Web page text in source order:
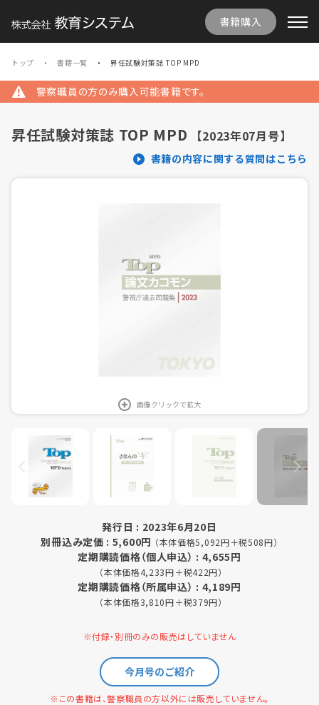
書籍購入
トップ 書籍一覧 昇任試験対策誌 TOP MPD
警察職員の方のみ購入可能書籍です。
昇任試験対策誌 TOP MPD 【2023年07月号】
書籍の内容に関する質問はこちら
画像クリックで拡大
発行日 : 2023年6月20日
別冊込み定価 : 5,600円 （本体価格5,092円＋税508円）
定期購読価格（個人申込） : 4,655円
（本体価格4,233円＋税422円）
定期購読価格（所属申込） : 4,189円
（本体価格3,810円＋税379円）
※付録・別冊のみの販売はしていません
今月号のご紹介
※この書籍は、警察職員の方以外には販売していません。